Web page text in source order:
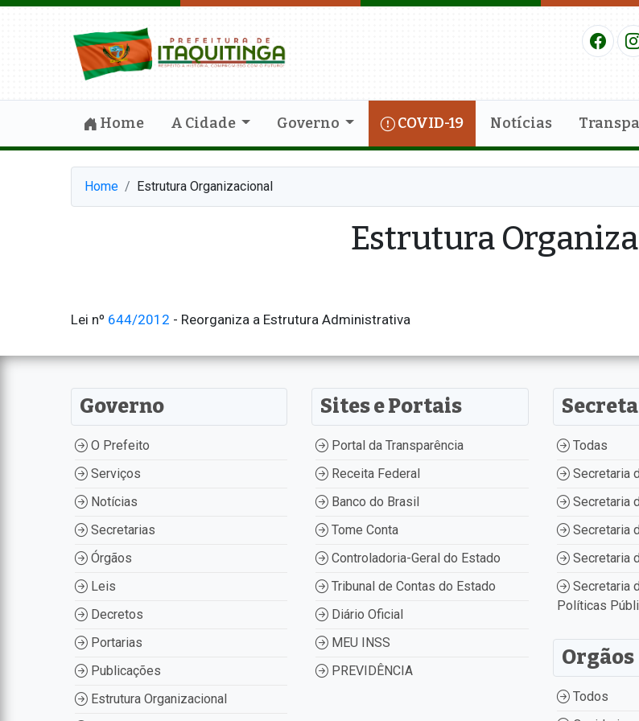
Home A Cidade Governo COVID-19 Notícias
Home Estrutura Organizacional
Estrutura
Lei nº 644/2012 - Reorganiza a Estrutura Administrativa
Governo
O Prefeito
Serviços
Notícias
Secretarias
Órgãos
Leis
Decretos
Portarias
Publicações
Estrutura Organizacional
Sites e Portais
Portal da Transparência
Receita Federal
Banco do Brasil
Tome Conta
Controladoria-Geral do Estado
Tribunal de Contas do Estado
Diário Oficial
MEU INSS
PREVIDÊNCIA
Todas
Secretaria
Secretaria
Secretaria
Secretaria
Secretaria
Políticas
Orgãos
Todos